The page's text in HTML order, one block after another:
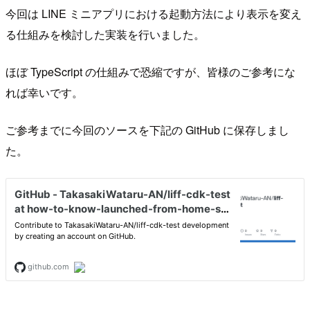
今回は LINE ミニアプリにおける起動方法により表示を変え
る仕組みを検討した実装を行いました。
ほぼ TypeScript の仕組みで恐縮ですが、皆様のご参考にな
れば幸いです。
ご参考までに今回のソースを下記の GitHub に保存しまし
た。